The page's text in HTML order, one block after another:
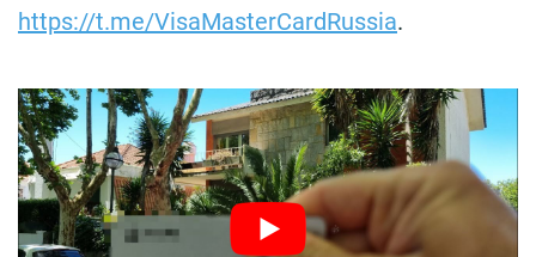
https://t.me/VisaMasterCardRussia.